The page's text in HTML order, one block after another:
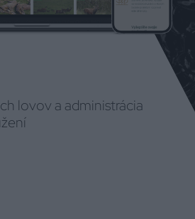
lovov a administrácia